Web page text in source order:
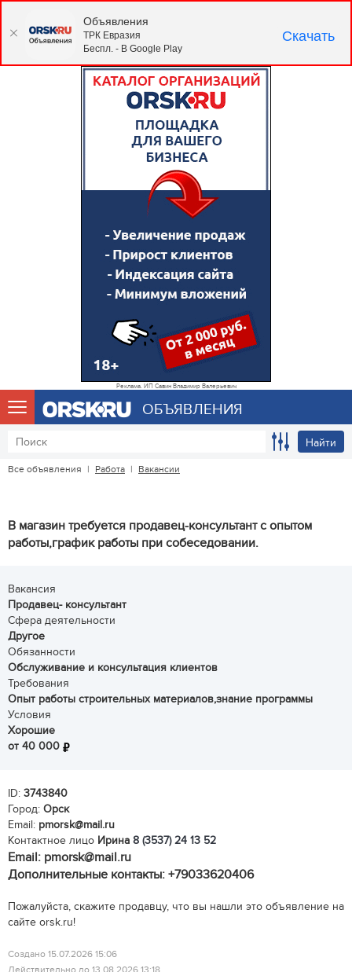
Реклама. ИП Савин Владимир Валерьевич
ОБЪЯВЛЕНИЯ
Найти
Все объявления | Работа | Вакансии
В магазин требуется продавец-консультант с опытом
работы,график работы при собеседовании.
Вакансия
Продавец- консультант
Сфера деятельности
Другое
Обязанности
Обслуживание и консультация клиентов
Требования
Опыт работы строительных материалов,знание программы
Условия
Хорошие
от 40 000
ID: 3743840
Город: Орск
Email: pmorsk@mail.ru
Контактное лицо Ирина 8 (3537) 24 13 52
Email: pmorsk@mail.ru
Дополнительные контакты: +79033620406
Пожалуйста, скажите продавцу, что вы нашли это объявление на
сайте orsk.ru!
Создано 15.07.2026 15:06
Действительно до 13.08.2026 13:18
Объявления
ТРК Евразия
Беспл. - В Google Play
Скачать